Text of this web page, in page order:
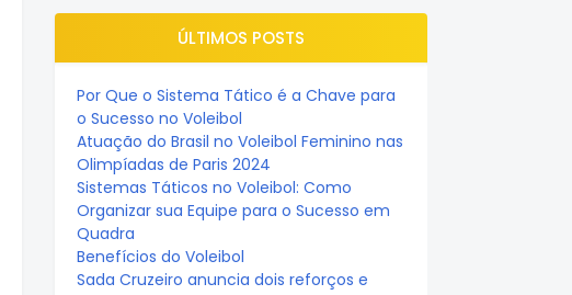
ÚLTIMOS POSTS
Por Que o Sistema Tático é a Chave para
o Sucesso no Voleibol
Atuação do Brasil no Voleibol Feminino nas
Olimpíadas de Paris 2024
Sistemas Táticos no Voleibol: Como
Organizar sua Equipe para o Sucesso em
Quadra
Benefícios do Voleibol
Sada Cruzeiro anuncia dois reforços e